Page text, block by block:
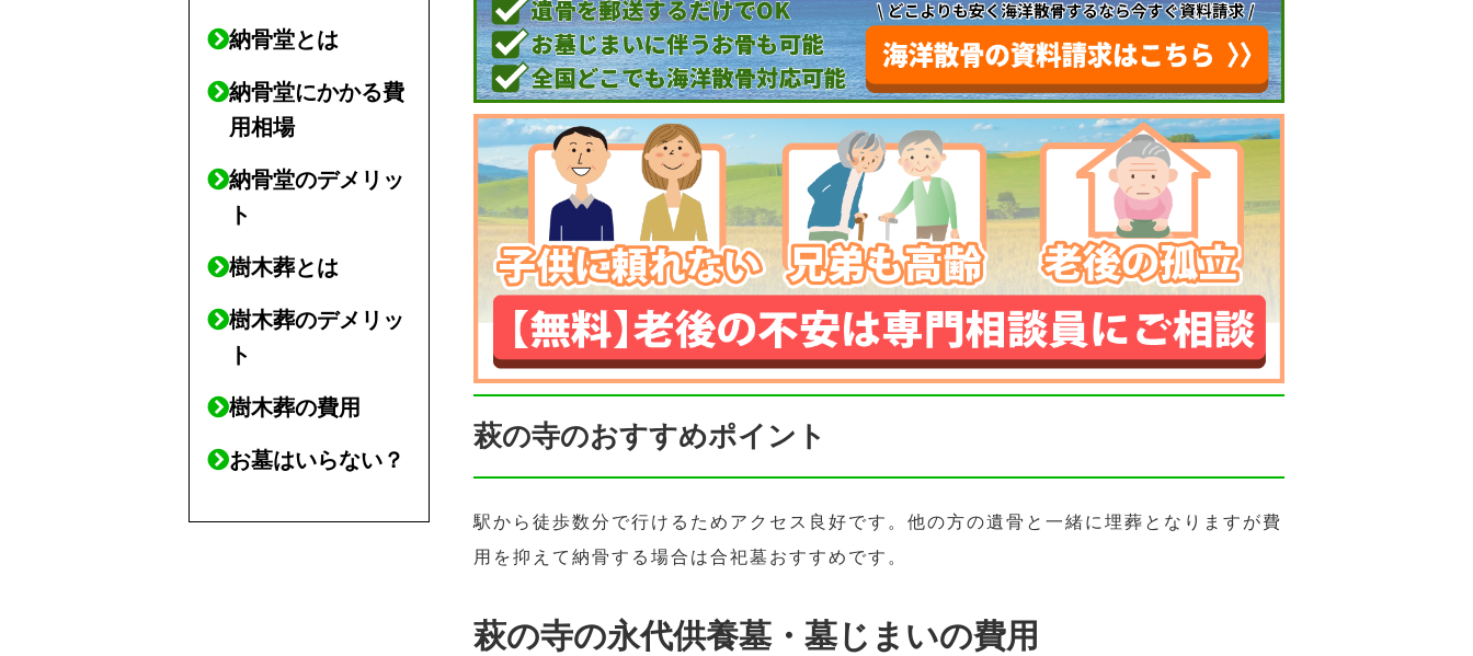
萩の寺のおすすめポイント
駅から徒歩数分で行けるためアクセス良好です。他の方の遺骨と一緒に埋葬となりますが費
用を抑えて納骨する場合は合祀墓おすすめです。
萩の寺の永代供養墓・墓じまいの費用
納骨堂とは
納骨堂にかかる費
用相場
納骨堂のデメリッ
ト
樹木葬とは
樹木葬のデメリッ
ト
樹木葬の費用
お墓はいらない？